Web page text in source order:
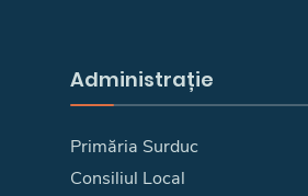
Administrație
Primăria Surduc
Consiliul Local